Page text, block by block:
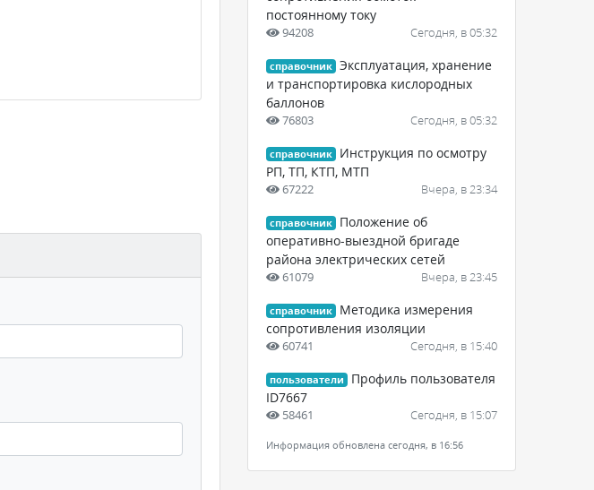
постоянному току
94208 Сегодня, в 05:32
справочник Эксплуатация, хранение
и транспортировка кислородных
баллонов
76803 Сегодня, в 05:32
справочник
Инструкция по осмотру
РП, ТП, КТП, МТП
67222 Вчера, в 23:34
справочник
Положение об
оперативно-выездной бригаде
района электрических сетей
61079 Вчера, в 23:45
справочник
Методика измерения
сопротивления изоляции
60741 Сегодня, в 15:40
пользователи
Профиль пользователя
ID7667
58461 Сегодня, в 15:07
Информация обновлена сегодня, в 16:56